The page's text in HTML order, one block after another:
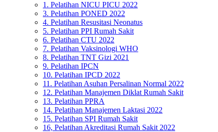
1. Pelatihan NICU PICU 2022
3. Pelatihan PONED 2022
4. Pelatihan Resusitasi Neonatus
5. Pelatihan PPI Rumah Sakit
6. Pelatihan CTU 2022
7. Pelatihan Vaksinologi WHO
8. Pelatihan TNT Gizi 2021
9. Pelatihan IPCN
10. Pelatihan IPCD 2022
11. Pelatihan Asuhan Persalinan Normal 2022
12. Pelatihan Manajemen Diklat Rumah Sakit
13. Pelatihan PPRA
14. Pelatihan Manajemen Laktasi 2022
15. Pelatihan SPI Rumah Sakit
16, Pelatihan Akreditasi Rumah Sakit 2022